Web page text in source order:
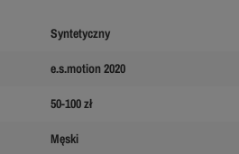
Syntetyczny
e.s.motion 2020
50-100 zł
Męski